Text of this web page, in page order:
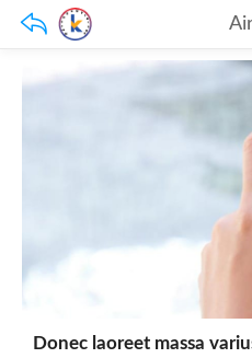
Donec laoreet massa